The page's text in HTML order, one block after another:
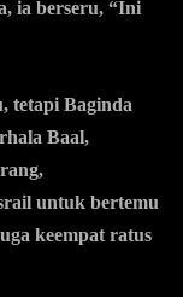
ia berseru, “Ini
tetapi Baginda
Baal,
untuk bertemu
keempat ratus